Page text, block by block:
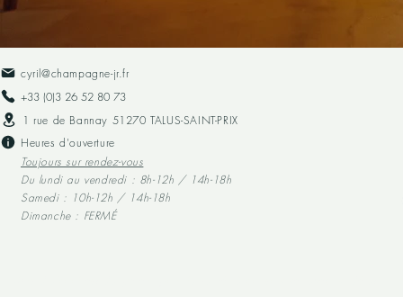
cyril@champagne-jr.fr
+33 (0)3 26 52 80 73​
1 rue de Bannay 51270 TALUS-SAINT-PRIX
Heures d'ouverture
Toujours sur rendez-vous
Du lundi au vendredi : 8h-12h / 14h-18h
Samedi : 10h-12h / 14h-18h
Dimanche : FERMÉ